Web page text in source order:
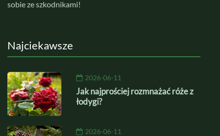
sobie ze szkodnikami!
Najciekawsze
2026-06-11
Jak najprościej rozmnażać róże z
łodygi?
2026-06-11